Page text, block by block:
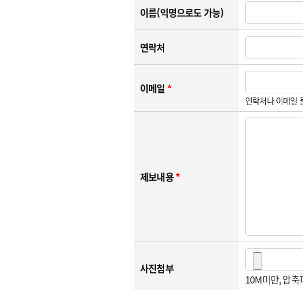
이름(익명으로도 가능)
연락처
이메일 *
연락처나 이메일
제보내용*
사진첨부
10M미만, 압